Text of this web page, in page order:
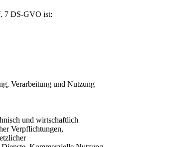
7 DS-GVO ist:
Verarbeitung und Nutzung
und wirtschaftlich
Verpflichtungen,